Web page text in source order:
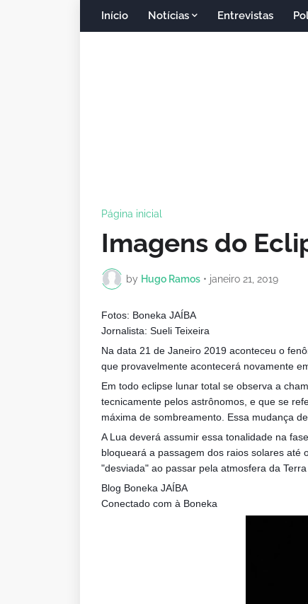
Início Notícias Entrevistas
Página inicial
Imagens do
by Hugo Ramos • janeiro 21, 2019
Fotos: Boneka JAÍBA
Jornalista: Sueli Teixeira
Na data 21 de Janeiro 2019 aconteceu o
que provavelmente acontecerá novamente
Em todo eclipse lunar total se observa a
tecnicamente pelos astrônomos, e que se
máxima de sombreamento. Essa mudança
A Lua deverá assumir essa tonalidade na
bloqueará a passagem dos raios solares até
"desviada" ao passar pela atmosfera da
Blog Boneka JAÍBA
Conectado com à Boneka